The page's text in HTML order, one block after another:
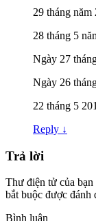
29 tháng
28 tháng 5
Ngày 27
Ngày 26
22 tháng 5
Reply ↓
Trả lời
Thư điện tử của
bắt buộc được đánh
Bình luận